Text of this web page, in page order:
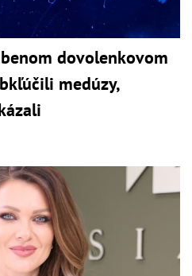
dovolenkovom
medúzy,